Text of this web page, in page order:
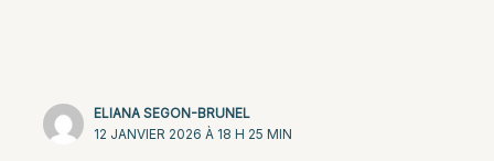
ELIANA SEGON-BRUNEL
12 JANVIER 2026 À 18 H 25 MIN